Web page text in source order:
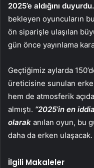
2025’e aldığını duyurdu.
bekleyen oyuncuların
ön siparişle ulaşılan
gün önce yayınlama
Geçtiğimiz aylarda
üreticisine sunulan
hem de atmosferik
almıştı. “2025’in en
olarak anılan oyun, bu
daha da erken ulaşacak.
İlgili Makaleler